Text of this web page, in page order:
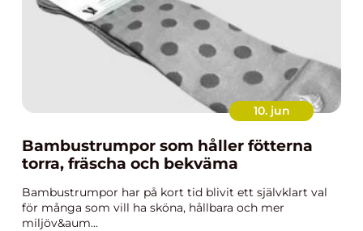
10. jun
Bambustrumpor som håller fötterna
torra, fräscha och bekväma
Bambustrumpor har på kort tid blivit ett självklart val
för många som vill ha sköna, hållbara och mer
miljöv&aum...